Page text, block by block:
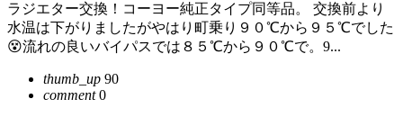
ラジエター交換！コーヨー純正タイプ同等品。 交換前より
水温は下がりましたがやはり町乗り９０℃から９５℃でした
😵流れの良いバイパスでは８５℃から９０℃で。9...
thumb_up 90
comment0